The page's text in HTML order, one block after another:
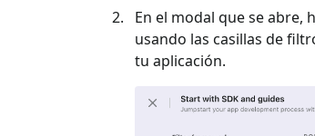
En el modal que se abre,
usando las casillas de
tu aplicación.